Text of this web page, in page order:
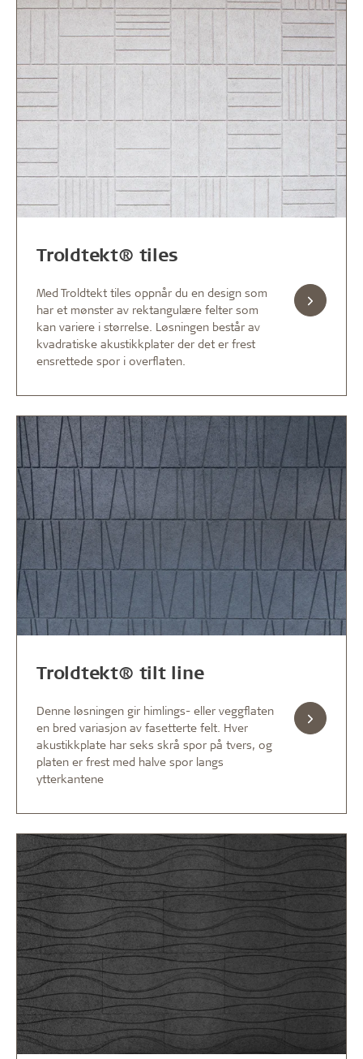
Troldtekt® tiles
Med Troldtekt tiles oppnår du en design som
har et mønster av rektangulære felter som
kan variere i størrelse. Løsningen består av
kvadratiske akustikkplater der det er frest
ensrettede spor i overflaten.
Troldtekt® tilt line
Denne løsningen gir himlings- eller veggflaten
en bred variasjon av fasetterte felt. Hver
akustikkplate har seks skrå spor på tvers, og
platen er frest med halve spor langs
ytterkantene